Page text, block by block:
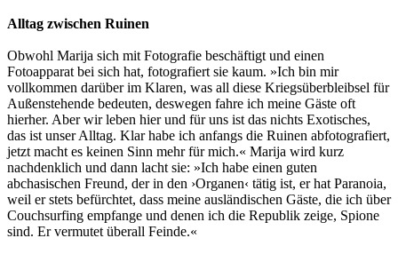
Alltag zwischen Ruinen
Obwohl Marija sich mit Fotografie beschäftigt und einen
Fotoapparat bei sich hat, fotografiert sie kaum. »Ich bin mir
vollkommen darüber im Klaren, was all diese Kriegsüberbleibsel für
Außenstehende bedeuten, deswegen fahre ich meine Gäste oft
hierher. Aber wir leben hier und für uns ist das nichts Exotisches,
das ist unser Alltag. Klar habe ich anfangs die Ruinen abfotografiert,
jetzt macht es keinen Sinn mehr für mich.« Marija wird kurz
nachdenklich und dann lacht sie: »Ich habe einen guten
abchasischen Freund, der in den ›Organen‹ tätig ist, er hat Paranoia,
weil er stets befürchtet, dass meine ausländischen Gäste, die ich über
Couchsurfing empfange und denen ich die Republik zeige, Spione
sind. Er vermutet überall Feinde.«